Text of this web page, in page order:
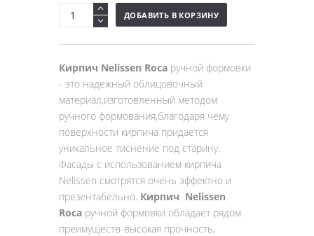
ДОБАВИТЬ В КОРЗИНУ
Кирпич Nelissen Roca ручной формовки
- это надежный облицовочный
материал,изготовленный методом
ручного формования,благодаря чему
поверхности кирпича придается
уникальное тиснение под старину.
Фасады с использованием кирпича
Nelissen смотрятся очень эффектно и
презентабельно. Кирпич Nelissen
Roca ручной формовки обладает рядом
преимуществ-высокая прочность,